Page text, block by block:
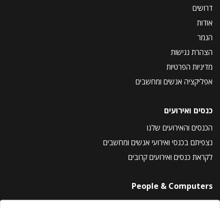
דרושים
אודות
הנמר
הצהרת נגישות
מדיניות הפרטיות
אפליקציה אנשים ומחשבים
כנסים ואירועים
הכנסים והאירועים שלנו
נצפיתם בכנסי ואירועי אנשים ומחשבים
לקראת כנסים ואירועים קרובים
People & Computers
About Us